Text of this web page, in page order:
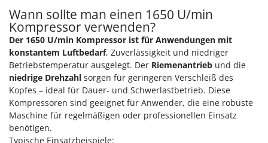
Wann sollte man einen 1650 U/min
Kompressor verwenden?
Der 1650 U/min Kompressor ist für Anwendungen mit
konstantem Luftbedarf, Zuverlässigkeit und niedriger
Betriebstemperatur ausgelegt. Der Riemenantrieb und die
niedrige Drehzahl sorgen für geringeren Verschleiß des
Kopfes – ideal für Dauer- und Schwerlastbetrieb. Diese
Kompressoren sind geeignet für Anwender, die eine robuste
Maschine für regelmäßigen oder professionellen Einsatz
benötigen.
Typische Einsatzbeispiele: